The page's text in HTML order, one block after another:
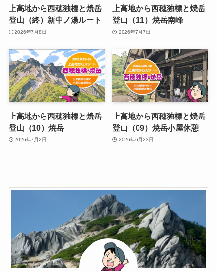
上高地から西穂独標と焼岳
登山（終）新中ノ湯ルート
2026年7月8日
上高地から西穂独標と焼岳
登山（11）焼岳南峰
2026年7月7日
上高地から西穂独標と焼岳
登山（10）焼岳
2026年7月2日
上高地から西穂独標と焼岳
登山（09）焼岳小屋休憩
2026年6月23日